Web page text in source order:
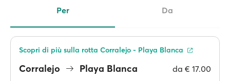
Per Da
Corralejo Playa Blanca da € 17.00
Scopri di più sulla rotta Corralejo - Playa Blanca